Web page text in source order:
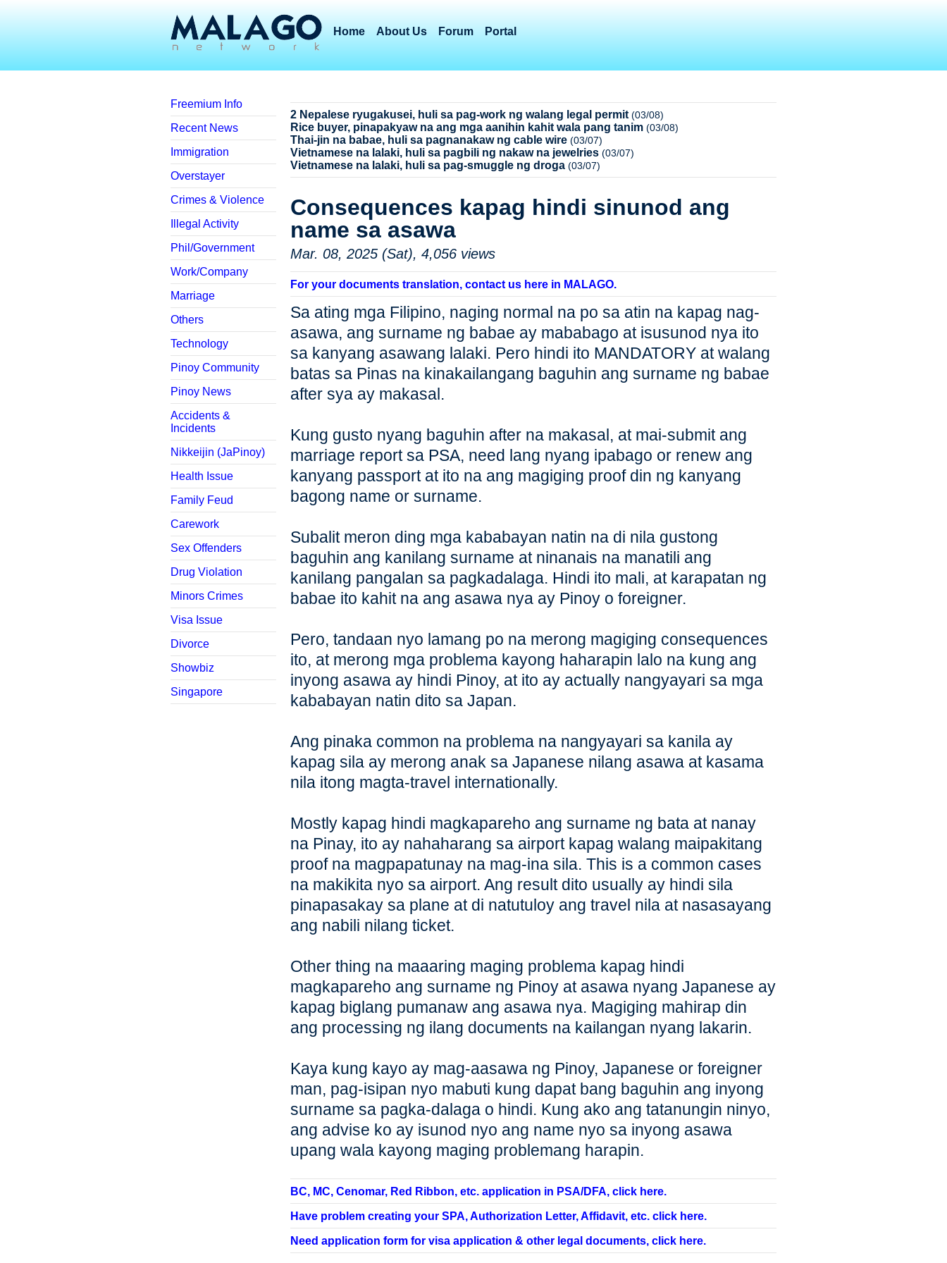
Home About Us Forum Portal
Freemium Info
Recent News
Immigration
Overstayer
Crimes & Violence
Illegal Activity
Phil/Government
Work/Company
Marriage
Others
Technology
Pinoy Community
Pinoy News
Accidents &
Incidents
Nikkeijin (JaPinoy)
Health Issue
Family Feud
Carework
Sex Offenders
Drug Violation
Minors Crimes
Visa Issue
Divorce
Showbiz
Singapore
2 Nepalese ryugakusei, huli sa pag-work ng walang legal permit (03/08)
Rice buyer, pinapakyaw na ang mga aanihin kahit wala pang tanim (03/08)
Thai-jin na babae, huli sa pagnanakaw ng cable wire (03/07)
Vietnamese na lalaki, huli sa pagbili ng nakaw na jewelries (03/07)
Vietnamese na lalaki, huli sa pag-smuggle ng droga (03/07)
Consequences kapag hindi sinunod ang
name sa asawa
Mar. 08, 2025 (Sat), 4,056 views
For your documents translation, contact us here in MALAGO.
Sa ating mga Filipino, naging normal na po sa atin na kapag nag-
asawa, ang surname ng babae ay mababago at isusunod nya ito
sa kanyang asawang lalaki. Pero hindi ito MANDATORY at walang
batas sa Pinas na kinakailangang baguhin ang surname ng babae
after sya ay makasal.
Kung gusto nyang baguhin after na makasal, at mai-submit ang
marriage report sa PSA, need lang nyang ipabago or renew ang
kanyang passport at ito na ang magiging proof din ng kanyang
bagong name or surname.
Subalit meron ding mga kababayan natin na di nila gustong
baguhin ang kanilang surname at ninanais na manatili ang
kanilang pangalan sa pagkadalaga. Hindi ito mali, at karapatan ng
babae ito kahit na ang asawa nya ay Pinoy o foreigner.
Pero, tandaan nyo lamang po na merong magiging consequences
ito, at merong mga problema kayong haharapin lalo na kung ang
inyong asawa ay hindi Pinoy, at ito ay actually nangyayari sa mga
kababayan natin dito sa Japan.
Ang pinaka common na problema na nangyayari sa kanila ay
kapag sila ay merong anak sa Japanese nilang asawa at kasama
nila itong magta-travel internationally.
Mostly kapag hindi magkapareho ang surname ng bata at nanay
na Pinay, ito ay nahaharang sa airport kapag walang maipakitang
proof na magpapatunay na mag-ina sila. This is a common cases
na makikita nyo sa airport. Ang result dito usually ay hindi sila
pinapasakay sa plane at di natutuloy ang travel nila at nasasayang
ang nabili nilang ticket.
Other thing na maaaring maging problema kapag hindi
magkapareho ang surname ng Pinoy at asawa nyang Japanese ay
kapag biglang pumanaw ang asawa nya. Magiging mahirap din
ang processing ng ilang documents na kailangan nyang lakarin.
Kaya kung kayo ay mag-aasawa ng Pinoy, Japanese or foreigner
man, pag-isipan nyo mabuti kung dapat bang baguhin ang inyong
surname sa pagka-dalaga o hindi. Kung ako ang tatanungin ninyo,
ang advise ko ay isunod nyo ang name nyo sa inyong asawa
upang wala kayong maging problemang harapin.
BC, MC, Cenomar, Red Ribbon, etc. application in PSA/DFA, click here.
Have problem creating your SPA, Authorization Letter, Affidavit, etc. click here.
Need application form for visa application & other legal documents, click here.